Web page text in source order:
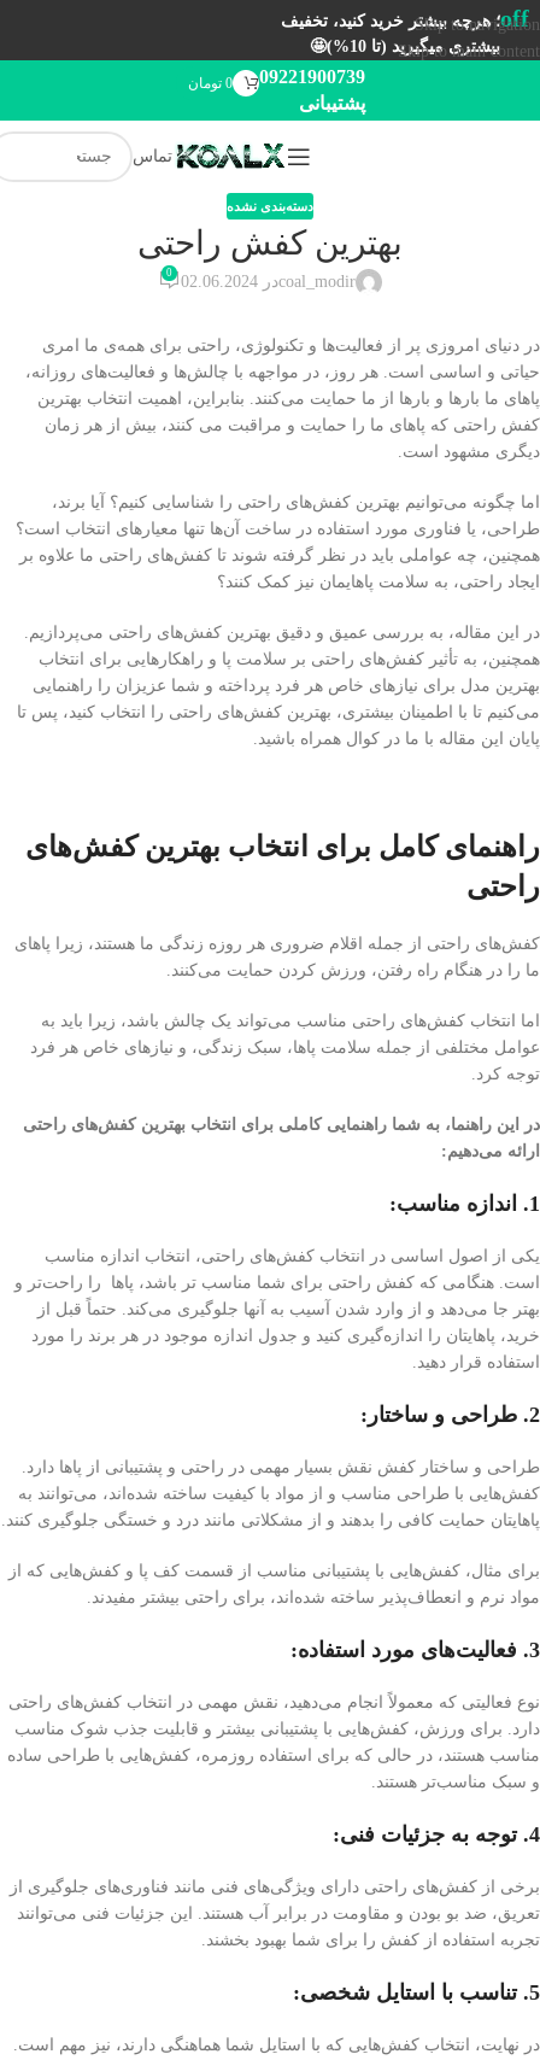
Skip to navigation
Skip to main content
off؛ هرچه بیشتر خرید کنید، تخفیف
بیشتری میگیرید (تا 10%)🤩
09221900739
پشتیبانی
0 تومان
تماس
دسته‌بندی نشده
بهترین کفش راحتی
coal_modirدر 02.06.2024 0
در دنیای امروزی پر از فعالیت‌ها و تکنولوژی، راحتی برای همه‌ی ما امری
حیاتی و اساسی است. هر روز، در مواجهه با چالش‌ها و فعالیت‌های روزانه،
پاهای ما بارها و بارها از ما حمایت می‌کنند. بنابراین، اهمیت انتخاب بهترین
کفش راحتی که پاهای ما را حمایت و مراقبت می کنند، بیش از هر زمان
دیگری مشهود است.
اما چگونه می‌توانیم بهترین کفش‌های راحتی را شناسایی کنیم؟ آیا برند،
طراحی، یا فناوری مورد استفاده در ساخت آن‌ها تنها معیارهای انتخاب است؟
همچنین، چه عواملی باید در نظر گرفته شوند تا کفش‌های راحتی ما علاوه بر
ایجاد راحتی، به سلامت پاهایمان نیز کمک کنند؟
در این مقاله، به بررسی عمیق و دقیق بهترین کفش‌های راحتی می‌پردازیم.
همچنین، به تأثیر کفش‌های راحتی بر سلامت پا و راهکارهایی برای انتخاب
بهترین مدل برای نیازهای خاص هر فرد پرداخته و شما عزیزان را راهنمایی
می‌کنیم تا با اطمینان بیشتری، بهترین کفش‌های راحتی را انتخاب کنید، پس تا
پایان این مقاله با ما در کوال همراه باشید.
راهنمای کامل برای انتخاب بهترین کفش‌های
راحتی
کفش‌های راحتی از جمله اقلام ضروری هر روزه زندگی ما هستند، زیرا پاهای
ما را در هنگام راه رفتن، ورزش کردن حمایت می‌کنند.
اما انتخاب کفش‌های راحتی مناسب می‌تواند یک چالش باشد، زیرا باید به
عوامل مختلفی از جمله سلامت پاها، سبک زندگی، و نیازهای خاص هر فرد
توجه کرد.
در این راهنما، به شما راهنمایی کاملی برای انتخاب بهترین کفش‌های راحتی
ارائه می‌دهیم:
1. اندازه مناسب:
یکی از اصول اساسی در انتخاب کفش‌های راحتی، انتخاب اندازه مناسب
است. هنگامی که کفش راحتی برای شما مناسب تر باشد، پاها را راحت‌تر و
بهتر جا می‌دهد و از وارد شدن آسیب به آنها جلوگیری می‌کند. حتماً قبل از
خرید، پاهایتان را اندازه‌گیری کنید و جدول اندازه‌ موجود در هر برند را مورد
استفاده قرار دهید.
2. طراحی و ساختار:
طراحی و ساختار کفش نقش بسیار مهمی در راحتی و پشتیبانی از پاها دارد.
کفش‌هایی با طراحی مناسب و از مواد با کیفیت ساخته شده‌اند، می‌توانند به
پاهایتان حمایت کافی را بدهند و از مشکلاتی مانند درد و خستگی جلوگیری کنند.
برای مثال، کفش‌هایی با پشتیبانی مناسب از قسمت کف پا و کفش‌هایی که از
مواد نرم و انعطاف‌پذیر ساخته شده‌اند، برای راحتی بیشتر مفیدند.
3. فعالیت‌های مورد استفاده:
نوع فعالیتی که معمولاً انجام می‌دهید، نقش مهمی در انتخاب کفش‌های راحتی
دارد. برای ورزش، کفش‌هایی با پشتیبانی بیشتر و قابلیت جذب شوک مناسب
مناسب هستند، در حالی که برای استفاده روزمره، کفش‌هایی با طراحی ساده
و سبک مناسب‌تر هستند.
4. توجه به جزئیات فنی:
برخی از کفش‌های راحتی دارای ویژگی‌های فنی مانند فناوری‌های جلوگیری از
تعریق، ضد بو بودن و مقاومت در برابر آب هستند. این جزئیات فنی می‌توانند
تجربه استفاده از کفش را برای شما بهبود بخشند.
5. تناسب با استایل شخصی:
در نهایت، انتخاب کفش‌هایی که با استایل شما هماهنگی دارند، نیز مهم است.